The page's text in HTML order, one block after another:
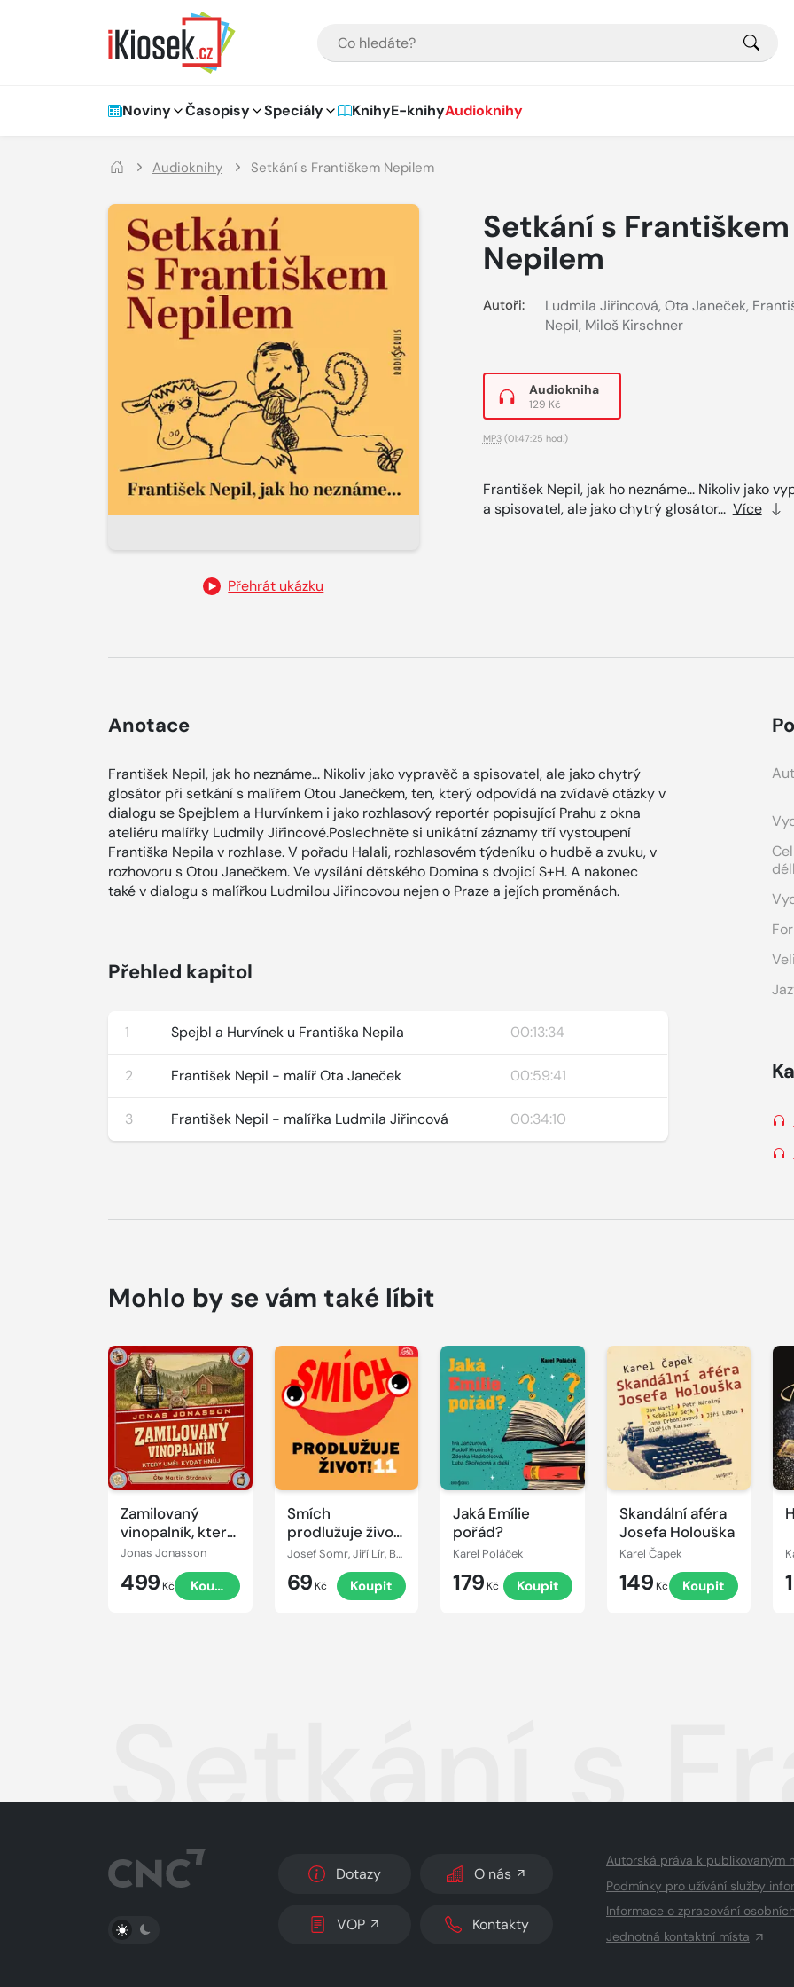
Hlavní navigace
Noviny Časopisy Speciály KnihyE-knihyAudioknihy
Audioknihy Setkání s Františkem Nepilem
Přehrát ukázku
Setkání s Františkem
Nepilem
Autoři: Ludmila Jiřincová, Ota Janeček,
Nepil, Miloš Kirschner
Audiokniha
129 Kč
MP3(01:47:25 hod.)
František Nepil, jak ho neznáme... Nikoliv jako
a spisovatel, ale jako chytrý glosátor... Více
Anotace
František Nepil, jak ho neznáme... Nikoliv jako vypravěč a spisovatel, ale jako chytrý
glosátor při setkání s malířem Otou Janečkem, ten, který odpovídá na zvídavé otázky v
dialogu se Spejblem a Hurvínkem i jako rozhlasový reportér popisující Prahu z okna
ateliéru malířky Ludmily Jiřincové.Poslechněte si unikátní záznamy tří vystoupení
Františka Nepila v rozhlase. V pořadu Halali, rozhlasovém týdeníku o hudbě a zvuku, v
rozhovoru s Otou Janečkem. Ve vysílání dětského Domina s dvojicí S+H. A nakonec
také v dialogu s malířkou Ludmilou Jiřincovou nejen o Praze a jejích proměnách.
Přehled kapitol
1 Spejbl a Hurvínek u Františka Nepila 00:13:34
2 František Nepil - malíř Ota Janeček 00:59:41
3 František Nepil - malířka Ludmila Jiřincová 00:34:10
Mohlo by se vám také líbit
Zamilovaný
vinopalník, který
uměl kydat hnůj
Jonas Jonasson
499 Kč Koupit
Přehrát
ukázku
Smích
prodlužuje život!
11
Josef Somr, Jiří Lír, Barbora Hrzánová, Jiří Grossmann, Václav Postránecký, Miroslav Moravec, Jiří Štuchal, Josef Velda, Miloslav Šimek, František Nepil
69 Kč Koupit
Přehrát
ukázku
Jaká Emílie
pořád?
Karel Poláček
179 Kč Koupit
Přehrát
ukázku
Skandální aféra
Josefa Holouška
Karel Čapek
149 Kč Koupit
Přehrát
ukázku
Setkání s
PŘEPNOUT SVĚTLÝ/TMAVÝ REŽIM
Dotazy O nás
VOP Kontakty
Autorská práva k publikovaným
Podmínky pro užívání služby
Informace o zpracování
Jednotná kontaktní místa